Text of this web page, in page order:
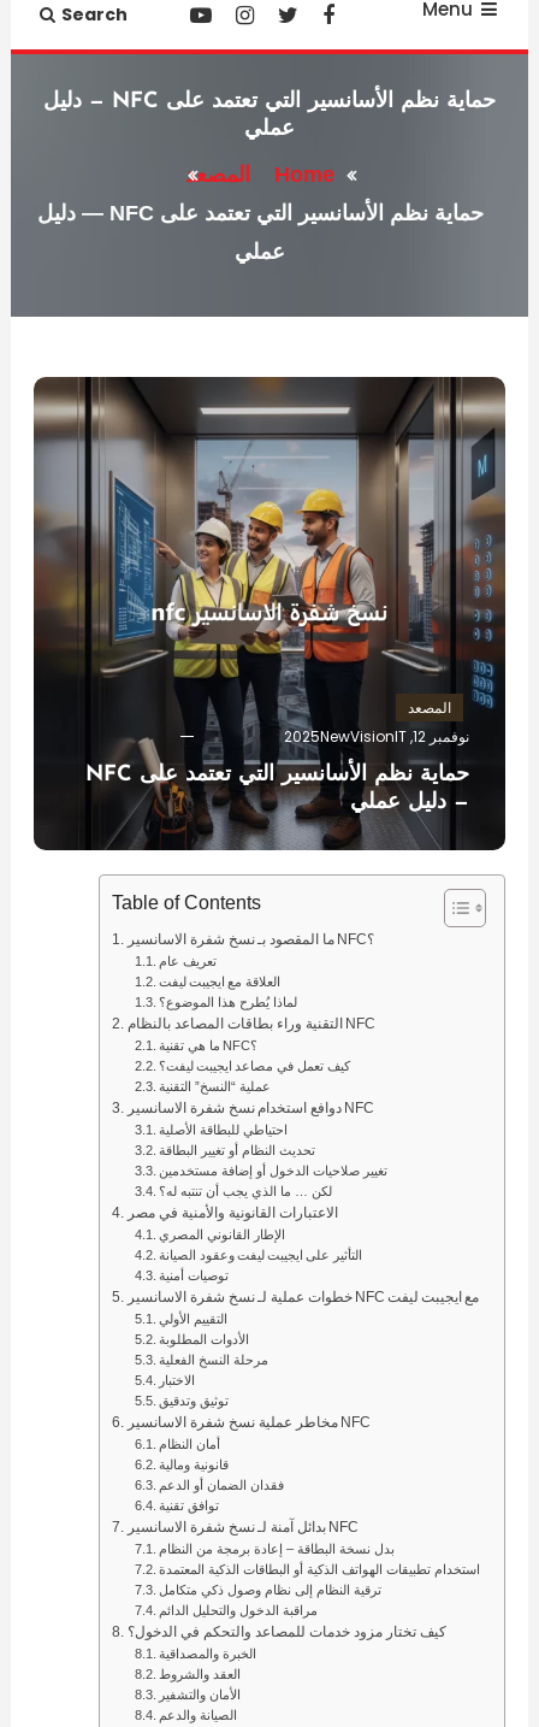
Menu
Search
حماية نظم الأسانسير التي تعتمد على NFC — دليل
عملي
Home
المصعد
حماية نظم الأسانسير التي تعتمد على NFC — دليل
عملي
المصعد
نوفمبر 12, 2025
NewVisionIT
حماية نظم الأسانسير التي تعتمد على NFC
— دليل عملي
Table of Contents
ما المقصود بـ نسخ شفرة الاسانسير NFC؟
تعريف عام
العلاقة مع ايجيبت ليفت
لماذا يُطرح هذا الموضوع؟
التقنية وراء بطاقات المصاعد بالنظام NFC
ما هي تقنية NFC؟
كيف تعمل في مصاعد ايجيبت ليفت؟
عملية “النسخ” التقنية
دوافع استخدام نسخ شفرة الاسانسير NFC
احتياطي للبطاقة الأصلية
تحديث النظام أو تغيير البطاقة
تغيير صلاحيات الدخول أو إضافة مستخدمين
لكن … ما الذي يجب أن تنتبه له؟
الاعتبارات القانونية والأمنية في مصر
الإطار القانوني المصري
التأثير على ايجيبت ليفت وعقود الصيانة
توصيات أمنية
خطوات عملية لـ نسخ شفرة الاسانسير NFC مع ايجيبت ليفت
التقييم الأولي
الأدوات المطلوبة
مرحلة النسخ الفعلية
الاختبار
توثيق وتدقيق
مخاطر عملية نسخ شفرة الاسانسير NFC
أمان النظام
قانونية ومالية
فقدان الضمان أو الدعم
توافق تقنية
بدائل آمنة لـ نسخ شفرة الاسانسير NFC
بدل نسخة البطاقة – إعادة برمجة من النظام
استخدام تطبيقات الهواتف الذكية أو البطاقات الذكية المعتمدة
ترقية النظام إلى نظام وصول ذكي متكامل
مراقبة الدخول والتحليل الدائم
كيف تختار مزود خدمات للمصاعد والتحكم في الدخول؟
الخبرة والمصداقية
العقد والشروط
الأمان والتشفير
الصيانة والدعم